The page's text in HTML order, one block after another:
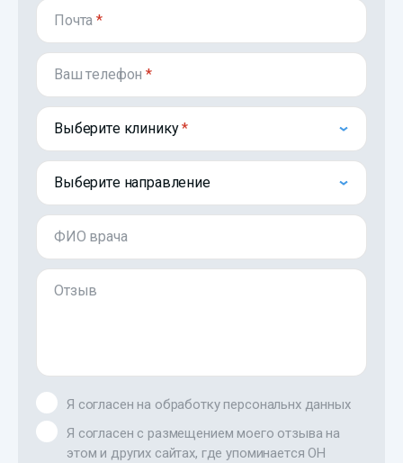
Почта*
Ваш телефон*
Выберите клинику
Выберите направление
ФИО врача
Отзыв
Я согласен на обработку персональнх данных
Я согласен с размещением моего отзыва на
этом и других сайтах, где упоминается ОН